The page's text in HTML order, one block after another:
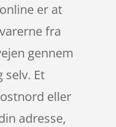
er at
fra
gennem
Et
eller
adresse,